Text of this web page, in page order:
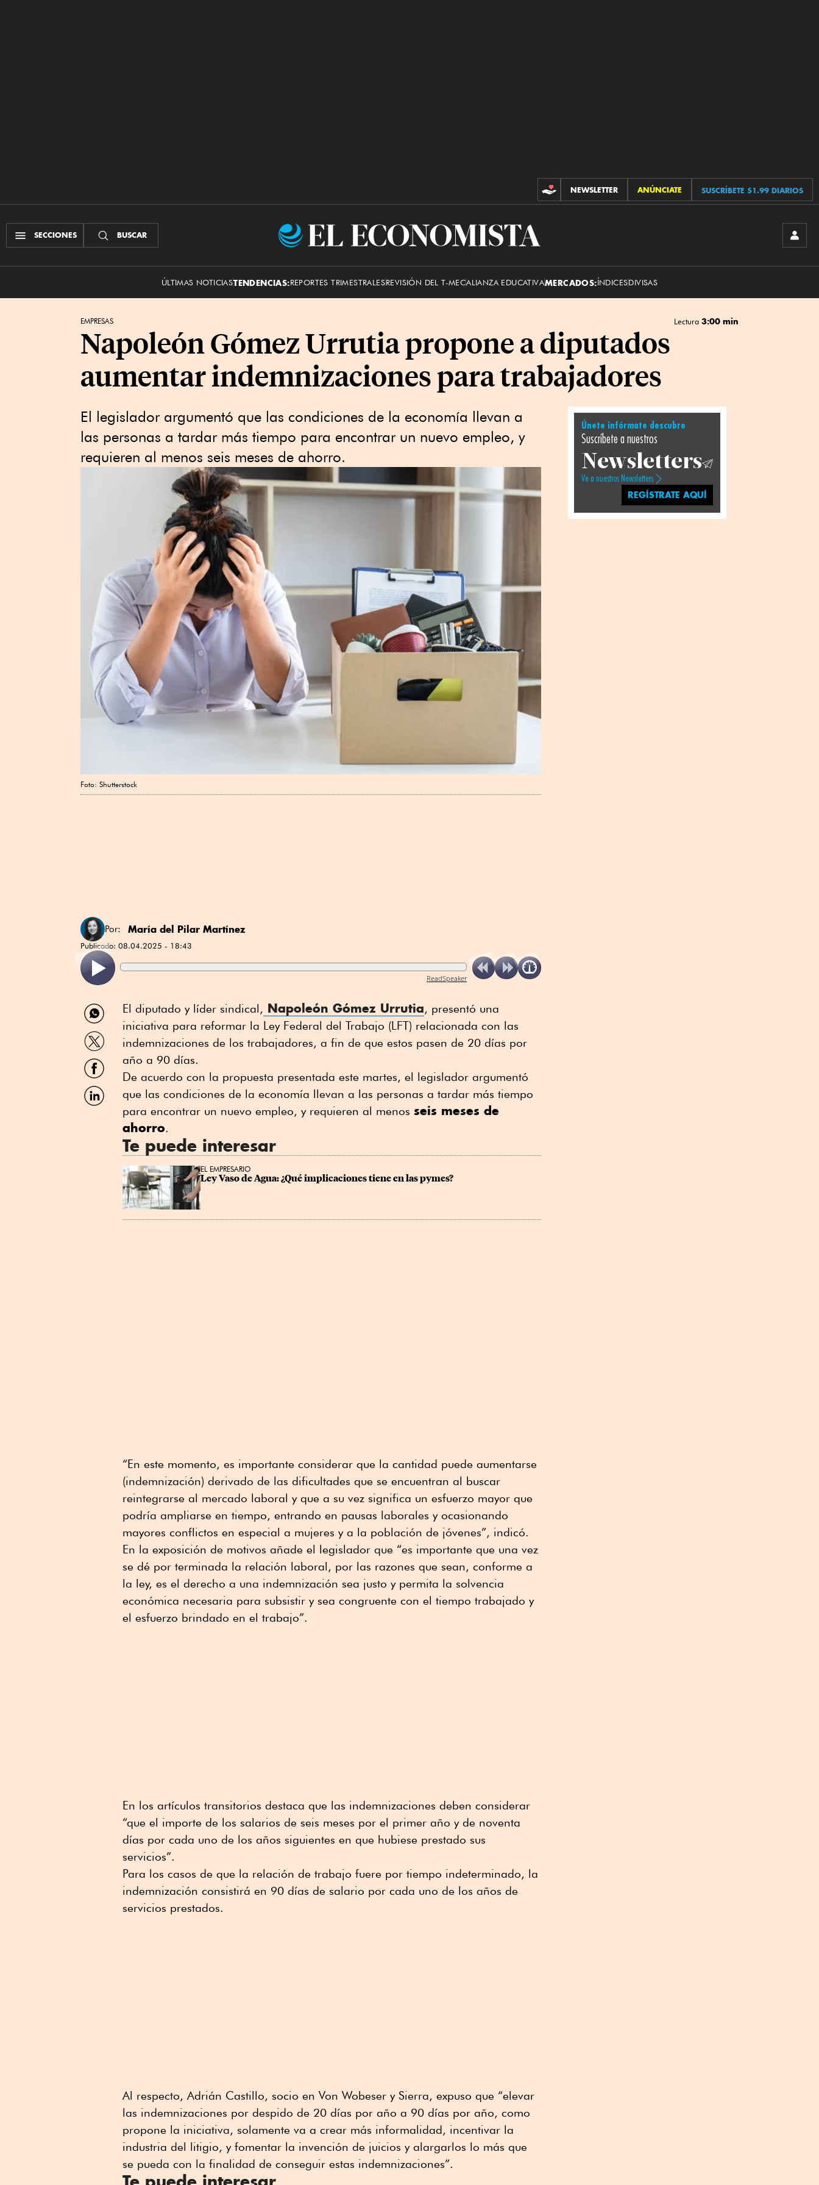
CONTRIBUCIONES
NEWSLETTER ANÚNCIATE SUSCRÍBETE $1.99 DIARIOS
SECCIONES BUSCAR
El
ÚLTIMAS NOTICIASTENDENCIAS:REPORTES TRIMESTRALESREVISIÓN DEL T-MECALIANZA EDUCATIVAMERCADOS:ÍNDICESDIVISAS
EMPRESAS Lectura 3:00 min
Napoleón Gómez Urrutia propone a diputados
aumentar indemnizaciones para trabajadores
El legislador argumentó que las condiciones de la economía llevan a
las personas a tardar más tiempo para encontrar un nuevo empleo, y
requieren al menos seis meses de ahorro.
Foto: Shutterstock
Por: María del Pilar Martínez
Publicado: 08.04.2025 - 18:43
ReadSpeaker
Compartir
por
WhatsApp
Compartir
por
Twitter
Compartir
por
Facebook
Compartir
por
El diputado y líder sindical, Napoleón Gómez Urrutia, presentó una
iniciativa para reformar la Ley Federal del Trabajo (LFT) relacionada con las
indemnizaciones de los trabajadores, a fin de que estos pasen de 20 días por
año a 90 días.
De acuerdo con la propuesta presentada este martes, el legislador argumentó
que las condiciones de la economía llevan a las personas a tardar más tiempo
para encontrar un nuevo empleo, y requieren al menos seis meses de
ahorro.
Te puede interesar
EL EMPRESARIO
Ley Vaso de Agua: ¿Qué implicaciones tiene en las pymes?
“En este momento, es importante considerar que la cantidad puede aumentarse
(indemnización) derivado de las dificultades que se encuentran al buscar
reintegrarse al mercado laboral y que a su vez significa un esfuerzo mayor que
podría ampliarse en tiempo, entrando en pausas laborales y ocasionando
mayores conflictos en especial a mujeres y a la población de jóvenes”, indicó.
En la exposición de motivos añade el legislador que “es importante que una vez
se dé por terminada la relación laboral, por las razones que sean, conforme a
la ley, es el derecho a una indemnización sea justo y permita la solvencia
económica necesaria para subsistir y sea congruente con el tiempo trabajado y
el esfuerzo brindado en el trabajo”.
En los artículos transitorios destaca que las indemnizaciones deben considerar
“que el importe de los salarios de seis meses por el primer año y de noventa
días por cada uno de los años siguientes en que hubiese prestado sus
servicios”.
Para los casos de que la relación de trabajo fuere por tiempo indeterminado, la
indemnización consistirá en 90 días de salario por cada uno de los años de
servicios prestados.
Al respecto, Adrián Castillo, socio en Von Wobeser y Sierra, expuso que “elevar
las indemnizaciones por despido de 20 días por año a 90 días por año, como
propone la iniciativa, solamente va a crear más informalidad, incentivar la
industria del litigio, y fomentar la invención de juicios y alargarlos lo más que
se pueda con la finalidad de conseguir estas indemnizaciones”.
Únete infórmate descubre
Suscríbete a nuestros
Newsletters
Ve a nuestros Newsletters
REGÍSTRATE AQUÍ